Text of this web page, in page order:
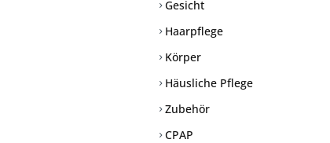
Gesicht
Haarpflege
Körper
Häusliche Pflege
Zubehör
CPAP